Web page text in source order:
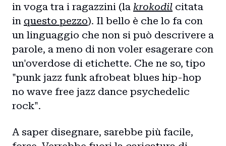
in voga tra i ragazzini (la krokodil citata
in questo pezzo). Il bello è che lo fa con
un linguaggio che non si può descrivere a
parole, a meno di non voler esagerare con
un'overdose di etichette. Che ne so, tipo
"punk jazz funk afrobeat blues hip-hop
no wave free jazz dance psychedelic
rock".
A saper disegnare, sarebbe più facile,